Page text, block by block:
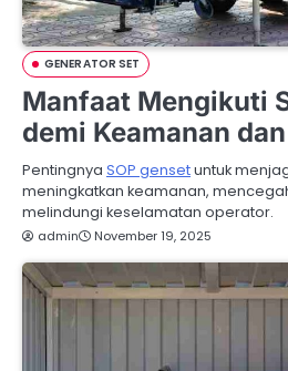
GENERATOR SET
Manfaat Mengikuti
demi Keamanan
Pentingnya SOP gensetuntuk
meningkatkan keamanan,
melindungi keselamatan operator.
admin November 19, 2025